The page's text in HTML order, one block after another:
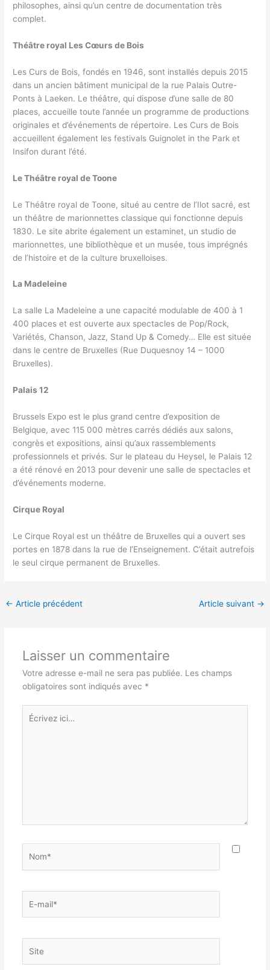
philosophes, ainsi qu’un centre de documentation très
complet.
Théâtre royal Les Cœurs de Bois
Les Curs de Bois, fondés en 1946, sont installés depuis 2015
dans un ancien bâtiment municipal de la rue Palais Outre-
Ponts à Laeken. Le théâtre, qui dispose d’une salle de 80
places, accueille toute l’année un programme de productions
originales et d’événements de répertoire. Les Curs de Bois
accueillent également les festivals Guignolet in the Park et
Insifon durant l’été.
Le Théâtre royal de Toone
Le Théâtre royal de Toone, situé au centre de l’Ilot sacré, est
un théâtre de marionnettes classique qui fonctionne depuis
1830. Le site abrite également un estaminet, un studio de
marionnettes, une bibliothèque et un musée, tous imprégnés
de l’histoire et de la culture bruxelloises.
La Madeleine
La salle La Madeleine a une capacité modulable de 400 à 1
400 places et est ouverte aux spectacles de Pop/Rock,
Variétés, Chanson, Jazz, Stand Up & Comedy… Elle est située
dans le centre de Bruxelles (Rue Duquesnoy 14 – 1000
Bruxelles).
Palais 12
Brussels Expo est le plus grand centre d’exposition de
Belgique, avec 115 000 mètres carrés dédiés aux salons,
congrès et expositions, ainsi qu’aux rassemblements
professionnels et privés. Sur le plateau du Heysel, le Palais 12
a été rénové en 2013 pour devenir une salle de spectacles et
d’événements moderne.
Cirque Royal
Le Cirque Royal est un théâtre de Bruxelles qui a ouvert ses
portes en 1878 dans la rue de l’Enseignement. C’était autrefois
le seul cirque permanent de Bruxelles.
← Article précédent Article suivant →
Laisser un commentaire
Votre adresse e-mail ne sera pas publiée. Les champs
obligatoires sont indiqués avec *
Écrivez
ici…
mail*